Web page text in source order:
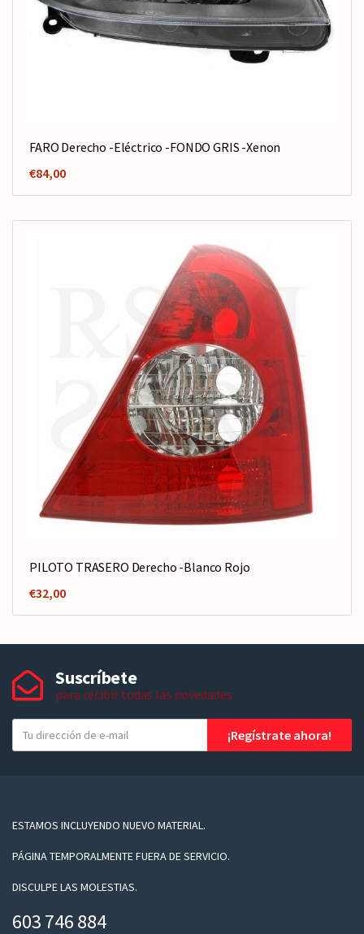
FARO Derecho -Eléctrico -FONDO GRIS -Xenon
€84,00
PILOTO TRASERO Derecho -Blanco Rojo
€32,00
Suscríbete
para recibir todas las novedades
u
a
l
¡Regístrate ahora!
ESTAMOS INCLUYENDO NUEVO MATERIAL.
PÁGINA TEMPORALMENTE FUERA DE SERVICIO.
DISCULPE LAS MOLESTIAS.
603 746 884